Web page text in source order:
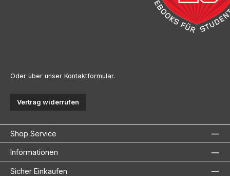
Oder über unser Kontaktformular.
Vertrag widerrufen
Shop Service
Informationen
Sicher Einkaufen